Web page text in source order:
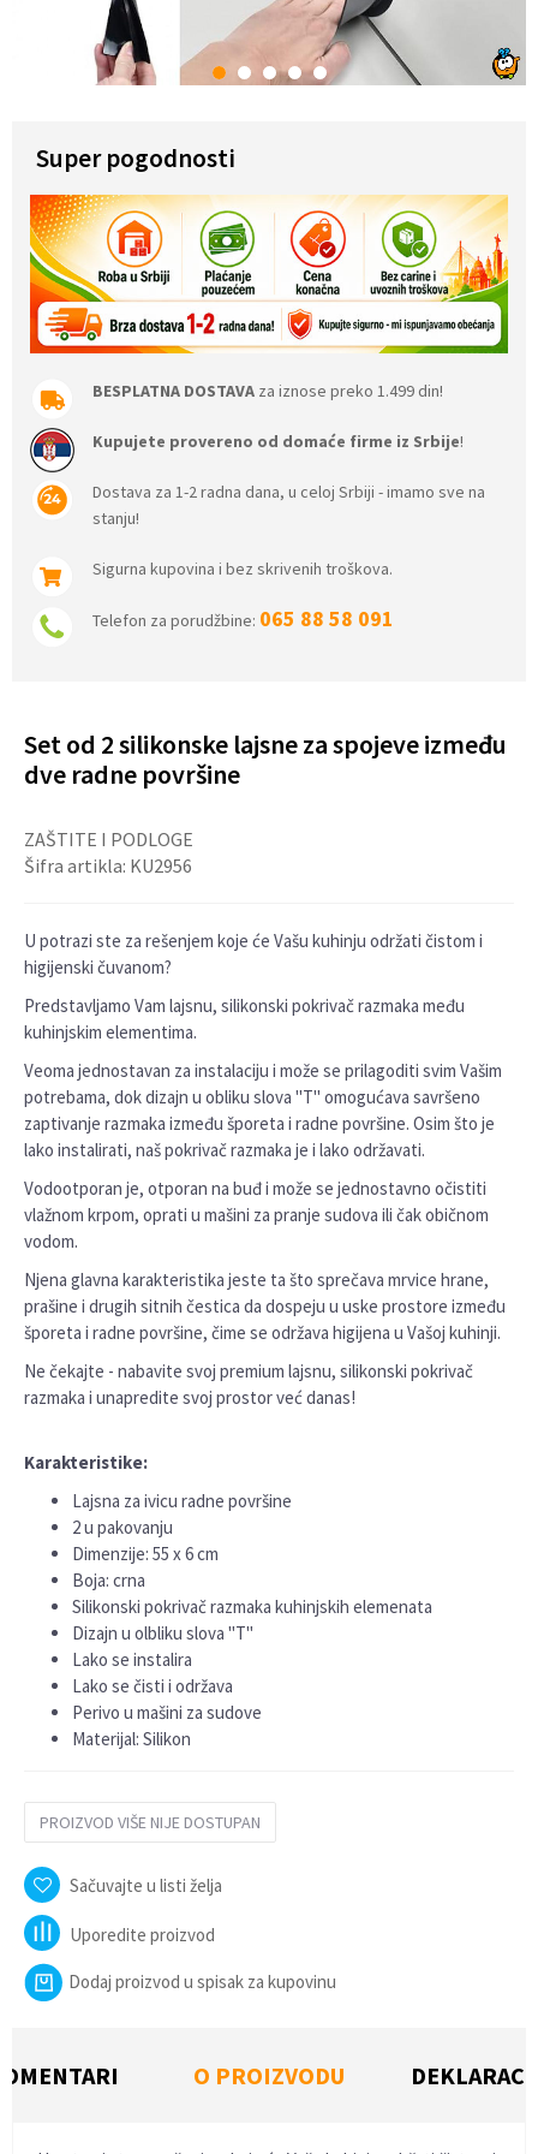
1 2 3 4 5
Super pogodnosti
BESPLATNA DOSTAVA za iznose preko 1.499 din!
Kupujete provereno od domaće firme iz Srbije!
Dostava za 1-2 radna dana, u celoj Srbiji - imamo sve na
stanju!
Sigurna kupovina i bez skrivenih troškova.
Telefon za porudžbine: 065 88 58 091
Set od 2 silikonske lajsne za spojeve između
dve radne površine
ZAŠTITE I PODLOGE
Šifra artikla: KU2956
U potrazi ste za rešenjem koje će Vašu kuhinju održati čistom i
higijenski čuvanom?
Predstavljamo Vam lajsnu, silikonski pokrivač razmaka među
kuhinjskim elementima.
Veoma jednostavan za instalaciju i može se prilagoditi svim Vašim
potrebama, dok dizajn u obliku slova "T" omogućava savršeno
zaptivanje razmaka između šporeta i radne površine. Osim što je
lako instalirati, naš pokrivač razmaka je i lako održavati.
Vodootporan je, otporan na buđ i može se jednostavno očistiti
vlažnom krpom, oprati u mašini za pranje sudova ili čak običnom
vodom.
Njena glavna karakteristika jeste ta što sprečava mrvice hrane,
prašine i drugih sitnih čestica da dospeju u uske prostore između
šporeta i radne površine, čime se održava higijena u Vašoj kuhinji.
Ne čekajte - nabavite svoj premium lajsnu, silikonski pokrivač
razmaka i unapredite svoj prostor već danas!
Karakteristike:
Lajsna za ivicu radne površine
2 u pakovanju
Dimenzije: 55 x 6 cm
Boja: crna
Silikonski pokrivač razmaka kuhinjskih elemenata
Dizajn u olbliku slova "T"
Lako se instalira
Lako se čisti i održava
Perivo u mašini za sudove
Materijal: Silikon
PROIZVOD VIŠE NIJE DOSTUPAN
Sačuvajte u listi želja
Uporedite proizvod
Dodaj proizvod u spisak za kupovinu
O PROIZVODU